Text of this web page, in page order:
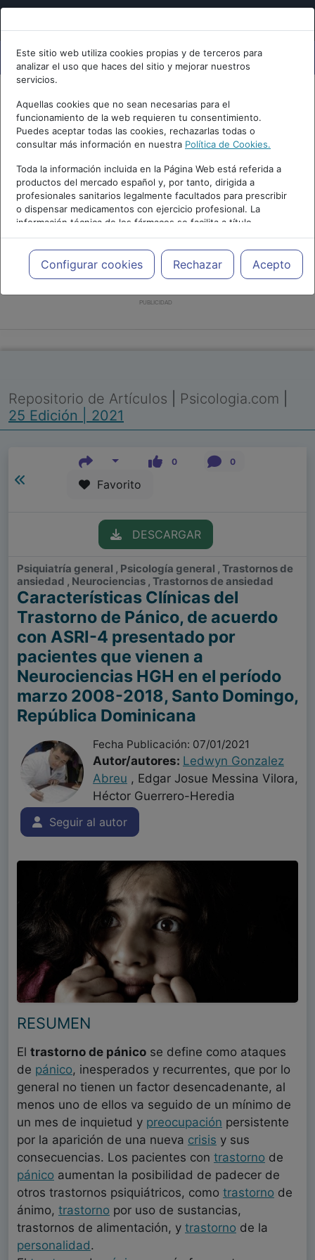
Este sitio web utiliza cookies propias y de terceros para
analizar el uso que haces del sitio y mejorar nuestros
servicios.
Aquellas cookies que no sean necesarias para el
funcionamiento de la web requieren tu consentimiento.
Puedes aceptar todas las cookies, rechazarlas todas o
consultar más información en nuestra Política de Cookies.
Toda la información incluida en la Página Web está referida a
productos del mercado español y, por tanto, dirigida a
profesionales sanitarios legalmente facultados para prescribir
o dispensar medicamentos con ejercicio profesional. La
información técnica de los fármacos se facilita a título
meramente informativo, siendo responsabilidad de los
profesionales facultados prescribir medicamentos y decidir, en
cada caso concreto, el tratamiento más adecuado a las
necesidades del paciente.
Configurar cookies Rechazar Acepto
PUBLICIDAD
Repositorio de Artículos Psicologia.com
25 Edición | 2021
0 0
Favorito
DESCARGAR
Psiquiatría general , Psicología general , Trastornos de
ansiedad , Neurociencias , Trastornos de ansiedad
Características Clínicas del
Trastorno de Pánico, de acuerdo
con ASRI-4 presentado por
pacientes que vienen a
Neurociencias HGH en el período
marzo 2008-2018, Santo Domingo,
República Dominicana
Fecha Publicación: 07/01/2021
Autor/autores: Ledwyn Gonzalez
Abreu , Edgar Josue Messina Vilora,
Héctor Guerrero-Heredia
Seguir al autor
RESUMEN
El trastorno de pánico se define como ataques
de pánico, inesperados y recurrentes, que por lo
general no tienen un factor desencadenante, al
menos uno de ellos va seguido de un mínimo de
un mes de inquietud y preocupación persistente
por la aparición de una nueva crisis y sus
consecuencias. Los pacientes con trastorno de
pánico aumentan la posibilidad de padecer de
otros trastornos psiquiátricos, como trastorno de
ánimo, trastorno por uso de sustancias,
trastornos de alimentación, y trastorno de la
personalidad.